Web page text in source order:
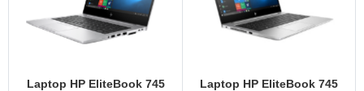
Laptop HP EliteBook 745
Laptop HP EliteBook 745